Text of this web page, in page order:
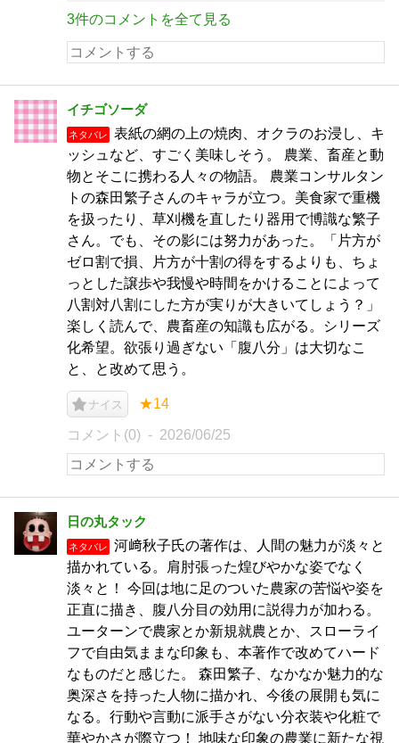
3件のコメントを全て見る
イチゴソーダ
ネタバレ
表紙の網の上の焼肉、オクラのお浸し、キ
ッシュなど、すごく美味しそう。 農業、畜産と動
物とそこに携わる人々の物語。 農業コンサルタン
トの森田繁子さんのキャラが立つ。美食家で重機
を扱ったり、草刈機を直したり器用で博識な繁子
さん。でも、その影には努力があった。「片方が
ゼロ割で損、片方が十割の得をするよりも、ちょ
っとした譲歩や我慢や時間をかけることによって
八割対八割にした方が実りが大きいてしょう？」
楽しく読んで、農畜産の知識も広がる。シリーズ
化希望。欲張り過ぎない「腹八分」は大切なこ
と、と改めて思う。
ナイス ★14
コメント(0) 2026/06/25
日の丸タック
ネタバレ
河﨑秋子氏の著作は、人間の魅力が淡々と
描かれている。肩肘張った煌びやかな姿でなく
淡々と！ 今回は地に足のついた農家の苦悩や姿を
正直に描き、腹八分目の効用に説得力が加わる。
ユーターンで農家とか新規就農とか、スローライ
フで自由気ままな印象も、本著作で改めてハード
なものだと感じた。 森田繁子、なかなか魅力的な
奥深さを持った人物に描かれ、今後の展開も気に
なる。行動や言動に派手さがない分衣装や化粧で
華やかさが際立つ！ 地味な印象の農業に新たな視